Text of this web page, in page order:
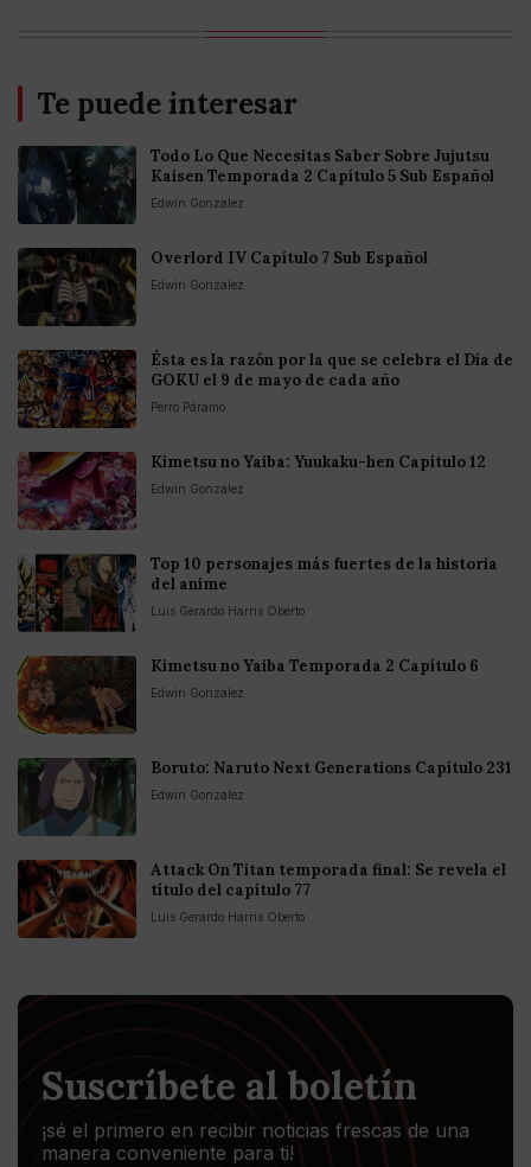
Te puede interesar
Todo Lo Que Necesitas Saber Sobre Jujutsu
Kaisen Temporada 2 Capítulo 5 Sub Español
Edwin Gonzalez
Overlord IV Capítulo 7 Sub Español
Edwin Gonzalez
Ésta es la razón por la que se celebra el Día de
GOKU el 9 de mayo de cada año
Perro Páramo
Kimetsu no Yaiba: Yuukaku-hen Capítulo 12
Edwin Gonzalez
Top 10 personajes más fuertes de la historia
del anime
Luis Gerardo Harris Oberto
Kimetsu no Yaiba Temporada 2 Capítulo 6
Edwin Gonzalez
Boruto: Naruto Next Generations Capítulo 231
Edwin Gonzalez
Attack On Titan temporada final: Se revela el
título del capítulo 77
Luis Gerardo Harris Oberto
Suscríbete al boletín
¡sé el primero en recibir noticias frescas de una
manera conveniente para ti!